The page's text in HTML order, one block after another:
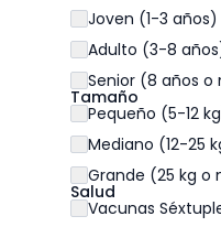
Joven (1-3 años)
Adulto (3-8
Senior (8 años o
Tamaño
Pequeño (5-12
Mediano (12-25
Grande (25 kg o
Salud
Vacunas